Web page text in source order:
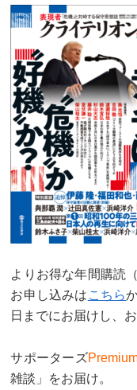
よりお得な年間購読
お申し込みは こちら
日までにお届けし、
サポーターズ
雑談」をお届け。